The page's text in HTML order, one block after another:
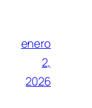
enero
2,
2026